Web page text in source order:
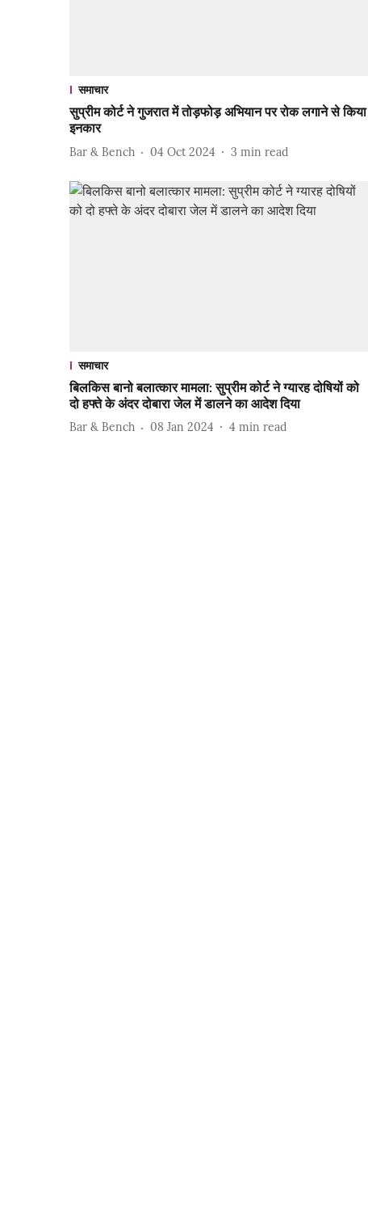
समाचार
सुप्रीम कोर्ट ने गुजरात में तोड़फोड़ अभियान पर रोक लगाने से किया
इनकार
Bar & Bench 04 Oct 2024 3 min read
समाचार
बिलकिस बानो बलात्कार मामला: सुप्रीम कोर्ट ने ग्यारह दोषियों को
दो हफ्ते के अंदर दोबारा जेल में डालने का आदेश दिया
Bar & Bench 08 Jan 2024 4 min read